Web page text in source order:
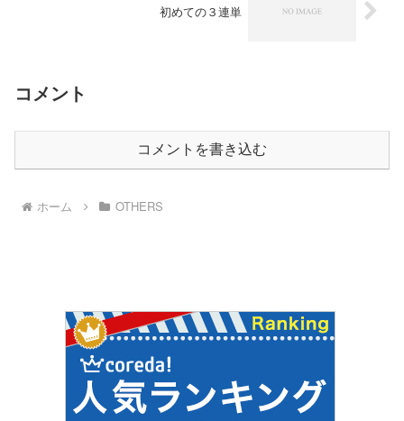
初めての３連単
コメント
コメントを書き込む
ホーム OTHERS